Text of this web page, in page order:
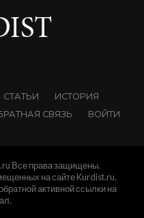
СТАТЬИ
ИСТОРИЯ
СВЯЗЬ ВОЙТИ
Все права защищены.
на сайте Kurdist.ru,
активной ссылки на